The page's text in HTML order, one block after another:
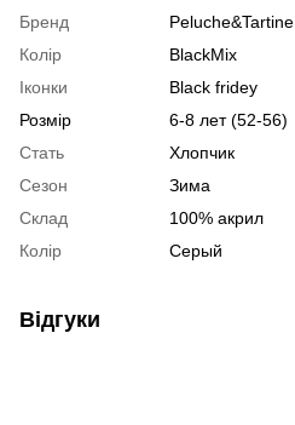
Бренд
Peluche&Tartine
Колір
BlackMix
Іконки
Black fridey
Розмір
6-8 лет (52-56)
Стать
Хлопчик
Сезон
Зима
Склад
100% акрил
Колір
Серый
Відгуки